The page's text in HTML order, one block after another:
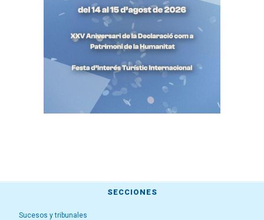
SECCIONES
Sucesos y tribunales